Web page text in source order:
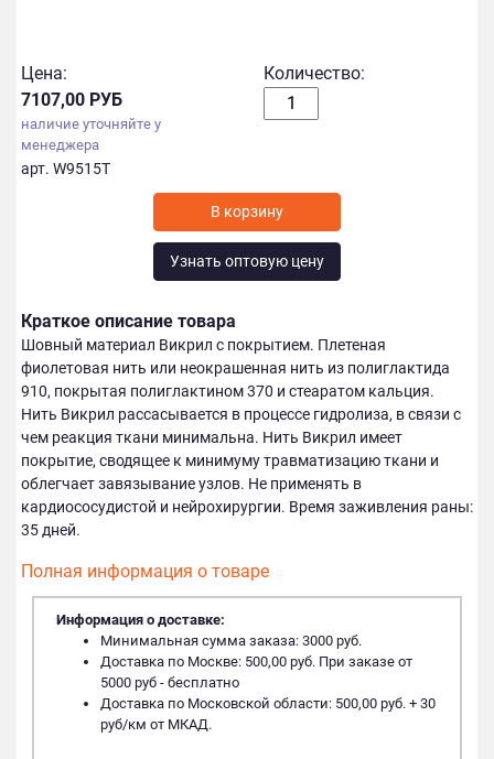
Цена:
7107,00 РУБ
наличие уточняйте у
менеджера
арт. W9515T
Количество:
Узнать оптовую цену
Краткое описание товара
Шовный материал Викрил с покрытием. Плетеная
фиолетовая нить или неокрашенная нить из полиглактида
910, покрытая полиглактином 370 и стеаратом кальция.
Нить Викрил рассасывается в процессе гидролиза, в связи с
чем реакция ткани минимальна. Нить Викрил имеет
покрытие, сводящее к минимуму травматизацию ткани и
облегчает завязывание узлов. Не применять в
кардиососудистой и нейрохирургии. Время заживления раны:
35 дней.
Полная информация о товаре
Информация о доставке:
Минимальная сумма заказа: 3000 руб.
Доставка по Москве: 500,00 руб. При заказе от
5000 руб - бесплатно
Доставка по Московской области: 500,00 руб. + 30
руб/км от МКАД.